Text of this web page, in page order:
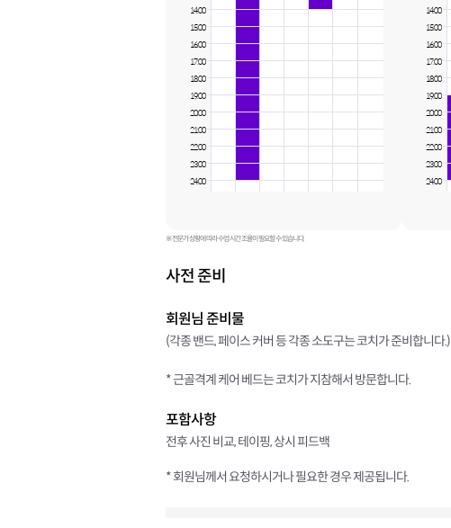
14:00
15:00
16:00
17:00
18:00
19:00
20:00
21:00
22:00
23:00
24:00
14:00
15:00
16:00
17:00
18:00
19:00
20:00
21:00
22:00
23:00
24:00
※ 전문가 상황에 따라 수업 시간 조율이 필요할 수 있습니다.
사전 준비
회원님 준비물
(각종 밴드, 페이스 커버 등 각종 소도구는 코치가 준비합니다.)
* 근골격계 케어 베드는 코치가 지참해서 방문합니다.
포함사항
전후 사진 비교, 테이핑, 상시 피드백
* 회원님께서 요청하시거나 필요한 경우 제공됩니다.